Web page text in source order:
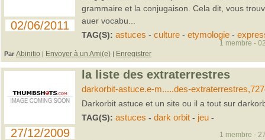
02/06/2011
grammaire et la conjugaison. Cela dit, vous
auer vocabu...
TAG(S): astuces - culture- etymologie-
Par Abinitio | Envoyer à un Ami(e) | Enregistrer
1 membre -
27/12/2009
la liste des extraterrestres
darkorbit-astuce.e-m.....des-
Darkorbit astuce et un site ou il a tout sur
TAG(S): astuces - dark orbit- jeu -
1 membre -